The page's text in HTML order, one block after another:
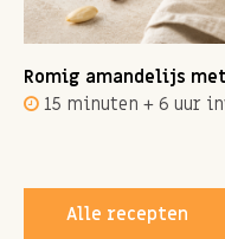
Romig amandelijs
15 minuten + 6 uur
Alle recepten